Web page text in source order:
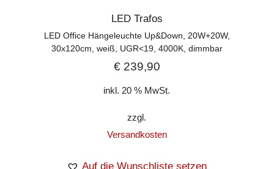
LED Trafos
LED Office Hängeleuchte Up&Down, 20W+20W,
30x120cm, weiß, UGR<19, 4000K, dimmbar
€239,90
inkl. 20 % MwSt.
zzgl.
Versandkosten
Auf die Wunschliste setzen